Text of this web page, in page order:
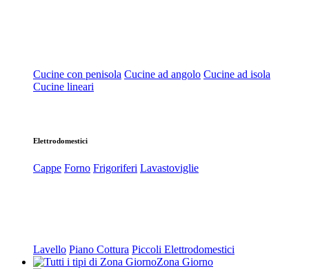
Cucine con penisola Cucine ad angolo Cucine ad isola
Cucine lineari
Elettrodomestici
Cappe Forno Frigoriferi Lavastoviglie
Lavello Piano Cottura Piccoli Elettrodomestici
Zona Giorno